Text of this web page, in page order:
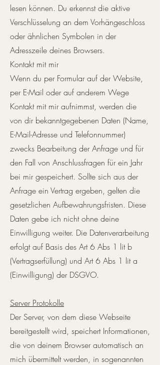
lesen können. Du erkennst die aktive
Verschlüsselung an dem Vorhängeschloss
oder ähnlichen Symbolen in der
Adresszeile deines Browsers.
Kontakt mit mir
Wenn du per Formular auf der Website,
per E-Mail oder auf anderem Wege
Kontakt mit mir aufnimmst, werden die
von dir bekanntgegebenen Daten (Name,
E-Mail-Adresse und Telefonnummer)
zwecks Bearbeitung der Anfrage und für
den Fall von Anschlussfragen für ein Jahr
bei mir gespeichert. Sollte sich aus der
Anfrage ein Vertrag ergeben, gelten die
gesetzlichen Aufbewahrungsfristen. Diese
Daten gebe ich nicht ohne deine
Einwilligung weiter. Die Datenverarbeitung
erfolgt auf Basis des Art 6 Abs 1 lit b
(Vertragserfüllung) und Art 6 Abs 1 lit a
(Einwilligung) der DSGVO.
Server Protokolle
Der Server, von dem diese Webseite
bereitgestellt wird, speichert Informationen,
die von deinem Browser automatisch an
mich übermittelt werden, in sogenannten